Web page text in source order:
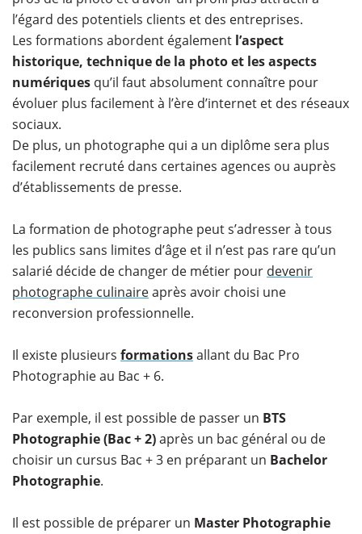
l’égard des potentiels clients et des entreprises.
Les formations abordent également l’aspect
historique, technique de la photoet les aspects
numériques qu’il faut absolument connaître pour
évoluer plus facilement à l’ère d’internet et des réseaux
sociaux.
De plus, un photographe qui a un diplôme sera plus
facilement recruté dans certaines agences ou auprès
d’établissements de presse.
La formation de photographe peut s’adresser à tous
les publics sans limites d’âge et il n’est pas rare qu’un
salarié décide de changer de métier pour devenir
photographe culinaireaprès avoir choisi une
reconversion professionnelle.
Il existe plusieurs formationsallant du Bac Pro
Photographie au Bac + 6.
Par exemple, il est possible de passer un BTS
Photographie (Bac + 2)après un bac général ou de
choisir un cursus Bac + 3 en préparant un Bachelor
Photographie.
Il est possible de préparer un Master Photographie